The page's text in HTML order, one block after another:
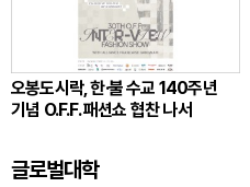
오봉도시락, 한·불 수교 140주년
기념 O.F.F. 패션쇼 협찬 나서
글로벌대학